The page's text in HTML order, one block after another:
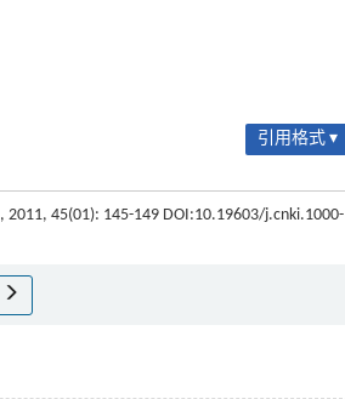
引用格式 ▾
, 2011, 45(01): 145-149 DOI:10.19603/j.cnki.1000-